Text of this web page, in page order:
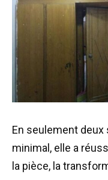
En seulement
minimal, elle a
la pièce, la